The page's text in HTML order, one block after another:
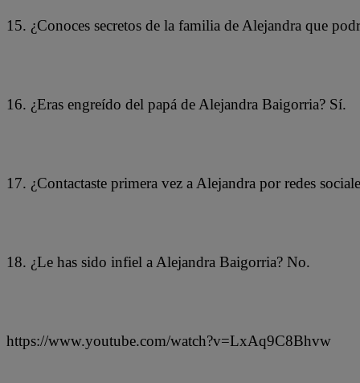
15. ¿Conoces secretos de la familia de Alejandra que
16. ¿Eras engreído del papá de Alejandra Baigorria? Sí.
17. ¿Contactaste primera vez a Alejandra por redes
18. ¿Le has sido infiel a Alejandra Baigorria? No.
https://www.youtube.com/watch?v=LxAq9C8Bhvw